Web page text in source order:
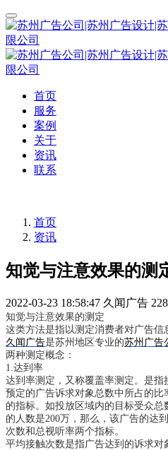
首页
服务
案例
关于
资讯
联系
首页
资讯
知觉与注意效果的测
2022-03-23 18:58:47 久闻广告 228
知觉与注意效果的测定
这类方法是指以测定消费者对广告信
久闻广告是苏州地区专业的苏州广告
两种测定概念：
1.达到率
达到率测定，又称覆盖率测定。是
预定的广告诉求对象总数中所占的
的指标。如投放区域内的目标受众总
的人数是200万，那么，该广告的达
次数和总视听率两个指标。
平均接触次数是指广告达到的诉求